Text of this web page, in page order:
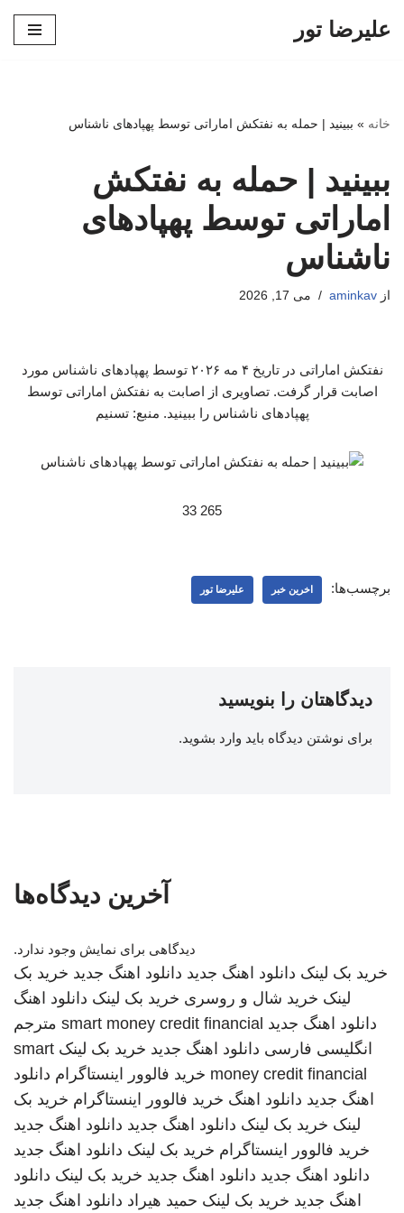
علیرضا تور
خانه » ببینید | حمله به نفتکش اماراتی توسط پهپادهای ناشناس
ببینید | حمله به نفتکش
اماراتی توسط پهپادهای
ناشناس
از aminkav می 17, 2026
نفتکش اماراتی در تاریخ ۴ مه ۲۰۲۶ توسط پهپادهای ناشناس مورد
اصابت قرار گرفت. تصاویری از اصابت به نفتکش اماراتی توسط
پهپادهای ناشناس را ببینید. منبع: تسنیم
265 33
برچسب‌ها: اخرین خبر علیرضا تور
دیدگاهتان را بنویسید
برای نوشتن دیدگاه باید وارد بشوید.
آخرین دیدگاه‌ها
دیدگاهی برای نمایش وجود ندارد.
خرید بک لینک دانلود اهنگ جدید دانلود اهنگ جدید خرید بک
لینک خرید شال و روسری خرید بک لینک دانلود اهنگ
دانلود اهنگ جدید smart money credit financial مترجم
انگلیسی فارسی دانلود اهنگ جدید خرید بک لینک smart
money credit financial خرید فالوور اینستاگرام دانلود
اهنگ جدید دانلود اهنگ خرید فالوور اینستاگرام خرید بک
لینک خرید بک لینک دانلود اهنگ جدید دانلود اهنگ جدید
خرید فالوور اینستاگرام خرید بک لینک دانلود اهنگ جدید
دانلود اهنگ جدید دانلود اهنگ جدید خرید بک لینک دانلود
اهنگ جدید خرید بک لینک حمید هیراد دانلود اهنگ جدید